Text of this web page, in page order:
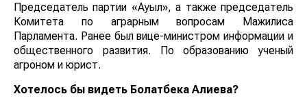
Председатель партии «Ауыл», а также председатель
Комитета по аграрным вопросам Мажилиса
Парламента. Ранее был вице-министром информации и
общественного развития. По образованию ученый
агроном и юрист.
Хотелось бы видеть Болатбека Алиева?